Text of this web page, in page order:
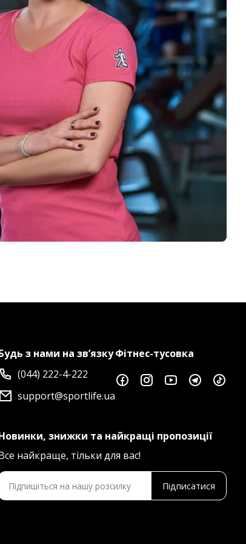
з нами на зв’язку
(044) 222-4-222
support@sportlife.ua
Фітнес-тусовка
знижки та найкращі пропозиції
найкраще, тільки для вас!
Підписатися